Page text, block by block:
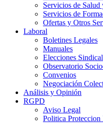
Servicios de
Servicios de
Ofertas y Otros
Laboral
Boletines Legales
Manuales
Elecciones
Observatorio
Convenios
Negociación
Análisis y Opinión
RGPD
Aviso Legal
Politica Proteccion